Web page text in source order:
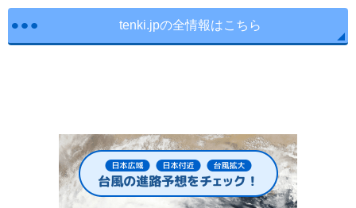
tenki.jpの全情報はこちら